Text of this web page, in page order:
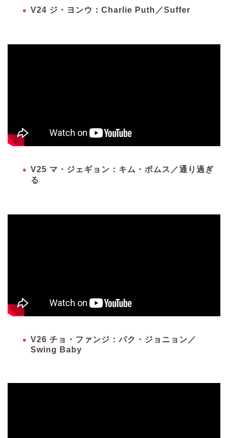
V24 ジ・ヨンウ：Charlie Puth／Suffer
V25 マ・ジェギョン：キム・ボムス／通り過ぎ
る
V26 チョ・ファンジ：パク・ジョニョン／
Swing Baby